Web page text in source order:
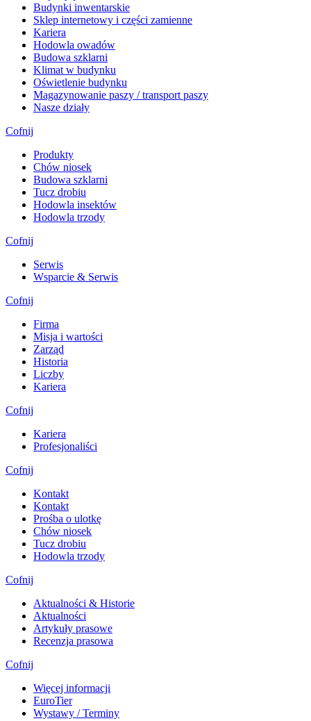
Budynki inwentarskie
Sklep internetowy i części zamienne
Kariera
Hodowla owadów
Budowa szklarni
Klimat w budynku
Oświetlenie budynku
Magazynowanie paszy / transport paszy
Nasze działy
Cofnij
Produkty
Chów niosek
Budowa szklarni
Tucz drobiu
Hodowla insektów
Hodowla trzody
Cofnij
Serwis
Wsparcie & Serwis
Cofnij
Firma
Misja i wartości
Zarząd
Historia
Liczby
Kariera
Cofnij
Kariera
Profesjonaliści
Cofnij
Kontakt
Kontakt
Prośba o ulotkę
Chów niosek
Tucz drobiu
Hodowla trzody
Cofnij
Aktualności & Historie
Aktualności
Artykuły prasowe
Recenzja prasowa
Cofnij
Więcej informacji
EuroTier
Wystawy / Terminy